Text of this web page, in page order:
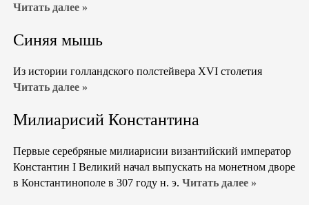
Читать далее »
Синяя мышь
Из истории голландского полстейвера XVI столетия
Читать далее »
Милиарисий Константина
Первые серебряные милиарисии византийский император
Константин I Великий начал выпускать на монетном дворе
в Константинополе в 307 году н. э. Читать далее »